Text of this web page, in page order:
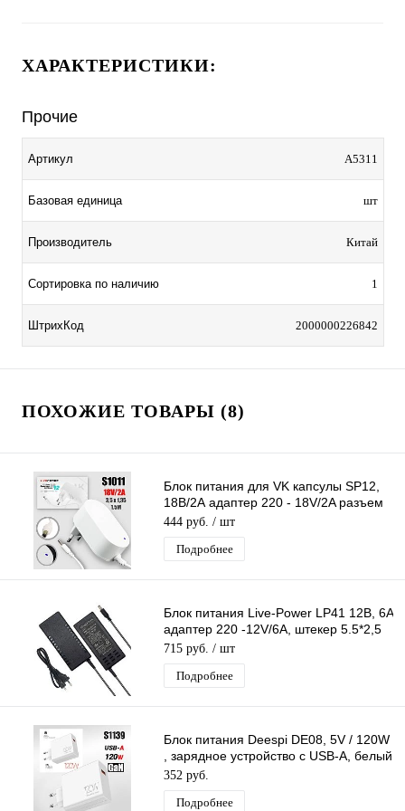
ХАРАКТЕРИСТИКИ:
Прочие
Артикул A5311
Базовая единица шт
Производитель Китай
Сортировка по наличию 1
ШтрихКод 2000000226842
ПОХОЖИЕ ТОВАРЫ (8)
Блок питания для VK капсулы SP12,
18В/2А адаптер 220 - 18V/2A разъем
3,5*1,35, кабель 1,5м (белый)
444 руб. / шт
Подробнее
Блок питания Live-Power LP41 12В, 6A
адаптер 220 -12V/6A, штекер 5.5*2,5
мм
715 руб. / шт
Подробнее
Блок питания Deespi DE08, 5V / 120W
, зарядное устройство с USB-A, белый
цвет
352 руб.
Подробнее